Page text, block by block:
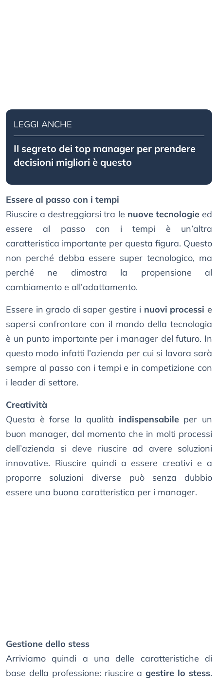
LEGGI ANCHE
Il segreto dei top manager per prendere
decisioni migliori è questo
Essere al passo con i tempi
Riuscire a destreggiarsi tra le nuove tecnologieed
essere al passo con i tempi è un’altra
caratteristica importante per questa figura. Questo
non perché debba essere super tecnologico, ma
perché ne dimostra la propensione al
cambiamento e all’adattamento.
Essere in grado di saper gestire i nuovi processi e
sapersi confrontare con il mondo della tecnologia
è un punto importante per i manager del futuro. In
questo modo infatti l’azienda per cui si lavora sarà
sempre al passo con i tempi e in competizione con
i leader di settore.
Creatività
Questa è forse la qualità indispensabileper un
buon manager, dal momento che in molti processi
dell’azienda si deve riuscire ad avere soluzioni
innovative. Riuscire quindi a essere creativi e a
proporre soluzioni diverse può senza dubbio
essere una buona caratteristica per i manager.
Gestione dello stess
Arriviamo quindi a una delle caratteristiche di
base della professione: riuscire agestire lo stess.